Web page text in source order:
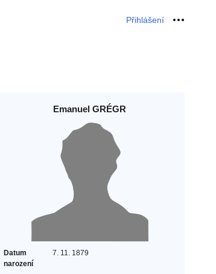
Přihlášení Osobní
Emanuel GRÉGR
Datum
narození
7. 11. 1879